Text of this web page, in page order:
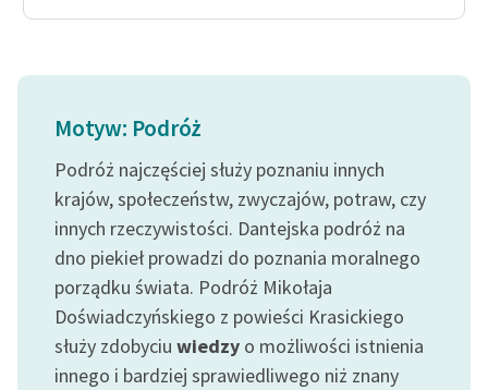
Materiały promocyjne
Dane fundacji i
sprawozdania finansowe
Regulamin darowizn
Informacja o treściach
wrażliwych
Deklaracja dostępności
Motyw: Podróż
Podróż najczęściej służy poznaniu innych
krajów, społeczeństw, zwyczajów, potraw, czy
innych rzeczywistości. Dantejska podróż na
dno piekieł prowadzi do poznania moralnego
porządku świata. Podróż Mikołaja
Doświadczyńskiego z powieści Krasickiego
służy zdobyciu wiedzy o możliwości istnienia
innego i bardziej sprawiedliwego niż znany